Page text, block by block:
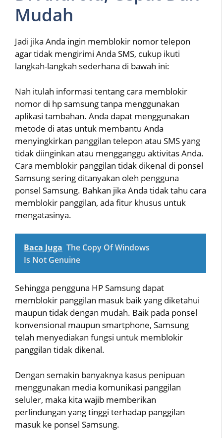
Mudah
Jadi jika Anda ingin memblokir nomor telepon
agar tidak mengirimi Anda SMS, cukup ikuti
langkah-langkah sederhana di bawah ini:
Nah itulah informasi tentang cara memblokir
nomor di hp samsung tanpa menggunakan
aplikasi tambahan. Anda dapat menggunakan
metode di atas untuk membantu Anda
menyingkirkan panggilan telepon atau SMS yang
tidak diinginkan atau mengganggu aktivitas Anda.
Cara memblokir panggilan tidak dikenal di ponsel
Samsung sering ditanyakan oleh pengguna
ponsel Samsung. Bahkan jika Anda tidak tahu cara
memblokir panggilan, ada fitur khusus untuk
mengatasinya.
Baca Juga The Copy Of Windows
Is Not Genuine
Sehingga pengguna HP Samsung dapat
memblokir panggilan masuk baik yang diketahui
maupun tidak dengan mudah. Baik pada ponsel
konvensional maupun smartphone, Samsung
telah menyediakan fungsi untuk memblokir
panggilan tidak dikenal.
Dengan semakin banyaknya kasus penipuan
menggunakan media komunikasi panggilan
seluler, maka kita wajib memberikan
perlindungan yang tinggi terhadap panggilan
masuk ke ponsel Samsung.